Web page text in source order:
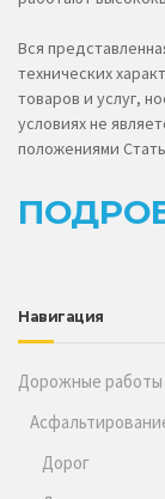
Вся
технических
товаров и услуг,
условиях не
положениями
Навигация
Дорожные работы
Дорог